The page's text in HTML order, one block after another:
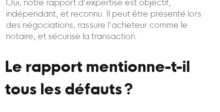
Oui, notre rapport d’expertise est objectif,
indépendant, et reconnu. Il peut être présenté lors
des négociations, rassure l’acheteur comme le
notaire, et sécurise la transaction.
Le rapport mentionne-t-il
tous les défauts ?